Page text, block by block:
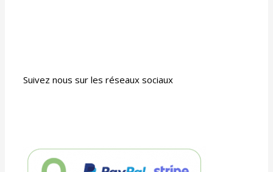
Suivez nous sur les réseaux sociaux